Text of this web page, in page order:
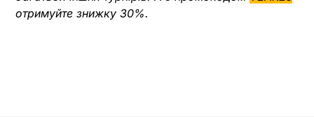
отримуйте знижку 30%.